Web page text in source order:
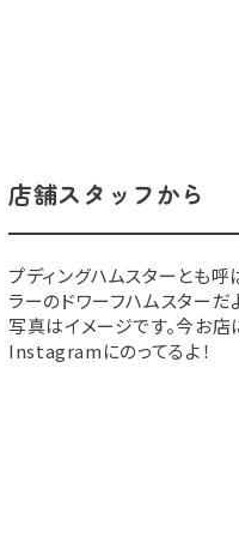
店舗スタッフから
プディングハムスターとも呼
ラーのドワーフハムスターだ
写真はイメージです。今お
Instagramにのってるよ！